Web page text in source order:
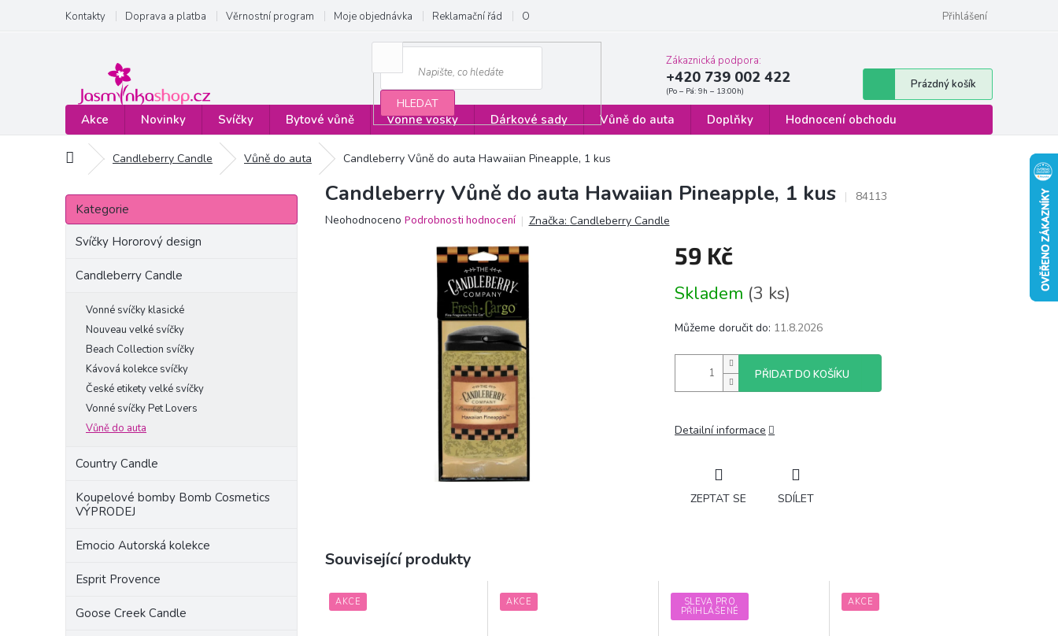
obsah
Kontakty Doprava a platba Věrnostní program Moje objednávka Reklamační řád Obchodní podmínky Formulář pro odstoupení od smlouvy
Přihlášení
HLEDAT
Zákaznická podpora:
+420 739 002 422
Nákupní
košík
Prázdný košík
Akce Novinky Svíčky Bytové vůně Vonné vosky Dárkové sady Vůně do auta Doplňky Hodnocení obchodu
Domů Candleberry Candle Vůně do auta Candleberry Vůně do auta Hawaiian Pineapple, 1 kus
P
s
Přeskočit
kategorie
Kategorie
Svíčky Hororový design
Candleberry Candle
Vonné svíčky klasické
Nouveau velké svíčky
Beach Collection svíčky
Kávová kolekce svíčky
České etikety velké svíčky
Vonné svíčky Pet Lovers
Vůně do auta
Country Candle
Koupelové bomby Bomb Cosmetics
VÝPRODEJ
Emocio Autorská kolekce
Esprit Provence
Goose Creek Candle
Candleberry Vůně do auta Hawaiian Pineapple, 1 kus
84113
Průměrné
Neohodnoceno Podrobnosti hodnocení Značka: Candleberry Candle
59 Kč
cena:
Skladem (3 ks)
Můžeme doručit do: 11.8.2026
PŘIDAT DO KOŠÍKU
Detailní informace
ZEPTAT SE SDÍLET
Související produkty
AKCE AKCE
SLEVA PRO
PŘIHLÁŠENÉ
AKCE